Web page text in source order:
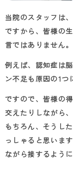
当院のスタッフは
ですから、皆様の
言ではありません。
例えば、認知症は
ン不足も原因の1つ
ですので、皆様の
交えたりしながら
もちろん、そうし
っしゃると思いま
ながら接するよう